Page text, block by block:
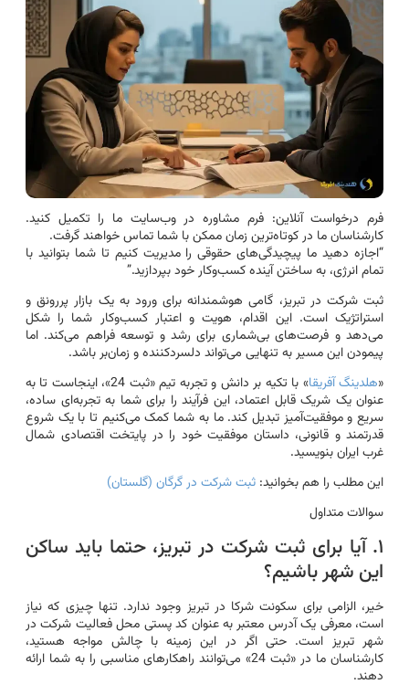
فرم درخواست آنلاین: فرم مشاوره در وب‌سایت ما را تکمیل کنید.
کارشناسان ما در کوتاه‌ترین زمان ممکن با شما تماس خواهند گرفت.
“اجازه دهید ما پیچیدگی‌های حقوقی را مدیریت کنیم تا شما بتوانید با
تمام انرژی، به ساختن آینده کسب‌وکار خود بپردازید.”
ثبت شرکت در تبریز، گامی هوشمندانه برای ورود به یک بازار پررونق و
استراتژیک است. این اقدام، هویت و اعتبار کسب‌وکار شما را شکل
می‌دهد و فرصت‌های بی‌شماری برای رشد و توسعه فراهم می‌کند. اما
پیمودن این مسیر به تنهایی می‌تواند دلسردکننده و زمان‌بر باشد.
«هلدینگ آفریقا
» با تکیه بر دانش و تجربه تیم «ثبت 24»، اینجاست تا به
عنوان یک شریک قابل اعتماد، این فرآیند را برای شما به تجربه‌ای ساده،
سریع و موفقیت‌آمیز تبدیل کند. ما به شما کمک می‌کنیم تا با یک شروع
قدرتمند و قانونی، داستان موفقیت خود را در پایتخت اقتصادی شمال
غرب ایران بنویسید.
این مطلب را هم بخوانید: ثبت شرکت در گرگان (گلستان)
سوالات متداول
۱. آیا برای ثبت شرکت در تبریز، حتما باید ساکن
این شهر باشیم؟
خیر، الزامی برای سکونت شرکا در تبریز وجود ندارد. تنها چیزی که نیاز
است، معرفی یک آدرس معتبر به عنوان کد پستی محل فعالیت شرکت در
شهر تبریز است. حتی اگر در این زمینه با چالش مواجه هستید،
کارشناسان ما در «ثبت 24» می‌توانند راهکارهای مناسبی را به شما ارائه
دهند.